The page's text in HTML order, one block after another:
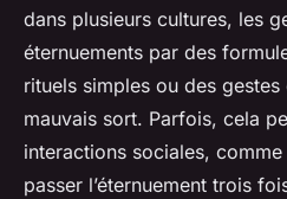
dans plusieurs cultures, les
éternuements par des
rituels simples ou des
mauvais sort. Parfois, cela
interactions sociales,
passer l’éternuement trois